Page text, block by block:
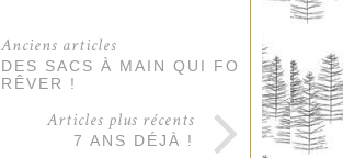
Anciens articles
DES SACS À MAIN QUI FONT
RÊVER !
Articles plus récents
7 ANS DÉJÀ !